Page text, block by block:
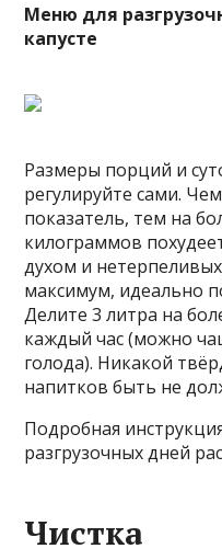
Меню для
капусте
Размеры порций и
регулируйте сами.
показатель, тем на
килограммов
духом и
максимум, идеально
Делите 3 литра на
каждый час (можно
голода). Никакой
напитков быть не
Подробная
разгрузочных дней
Чистка